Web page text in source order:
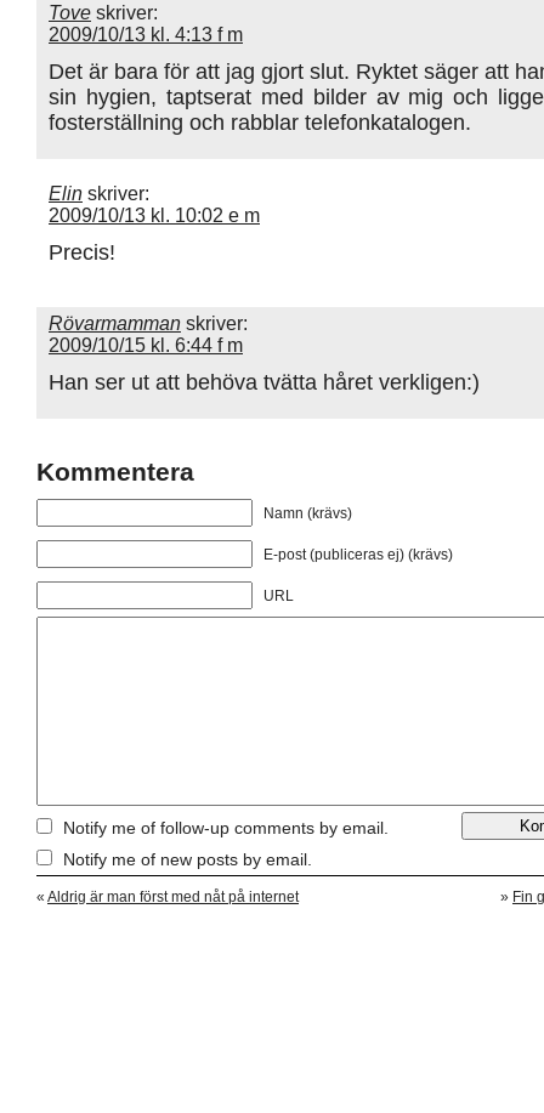
Tove skriver:
2009/10/13 kl. 4:13 f m
Det är bara för att jag gjort slut. Ryktet säger att
sin hygien, taptserat med bilder av mig och
fosterställning och rabblar telefonkatalogen.
Elin skriver:
2009/10/13 kl. 10:02 e m
Precis!
Rövarmamman skriver:
2009/10/15 kl. 6:44 f m
Han ser ut att behöva tvätta håret verkligen:)
Kommentera
Namn (krävs)
E-post (publiceras ej) (krävs)
URL
Notify me of follow-up comments by email.
Notify me of new posts by email.
« Aldrig är man först med nåt på internet » Fin